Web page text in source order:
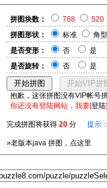
拼图块数： 768
520
拼图形状：
标准
角型
是否变形：
否
是
是否旋转：
否 是
抱歉，这张拼图没有VIP帐号
你还没有登陆网站，我要[登陆
完成拼图将获得 20 分 提示
»老版本java 拼图，点这里